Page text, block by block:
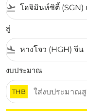
flight_takeoff
สู่
flight_land
งบประมาณ
THB